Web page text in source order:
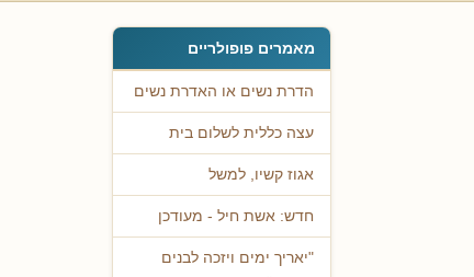
מאמרים פופולריים
הדרת נשים או האדרת נשים
עצה כללית לשלום בית
אגוז קשיו, למשל
חדש: אשת חיל - מעודכן
"יאריך ימים ויזכה לבנים